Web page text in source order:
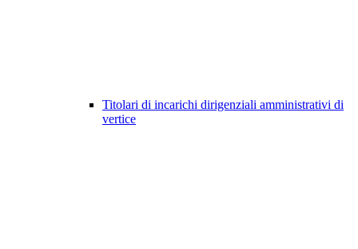
Titolari di incarichi dirigenziali amministrativi di
vertice